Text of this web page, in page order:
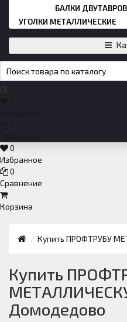
БАЛКИ
УГОЛКИ МЕТАЛЛИЧЕСКИЕ
0
Избранное
0
Сравнение
Корзина
Купить ПРОФТРУБУ
Купить
Домодедово